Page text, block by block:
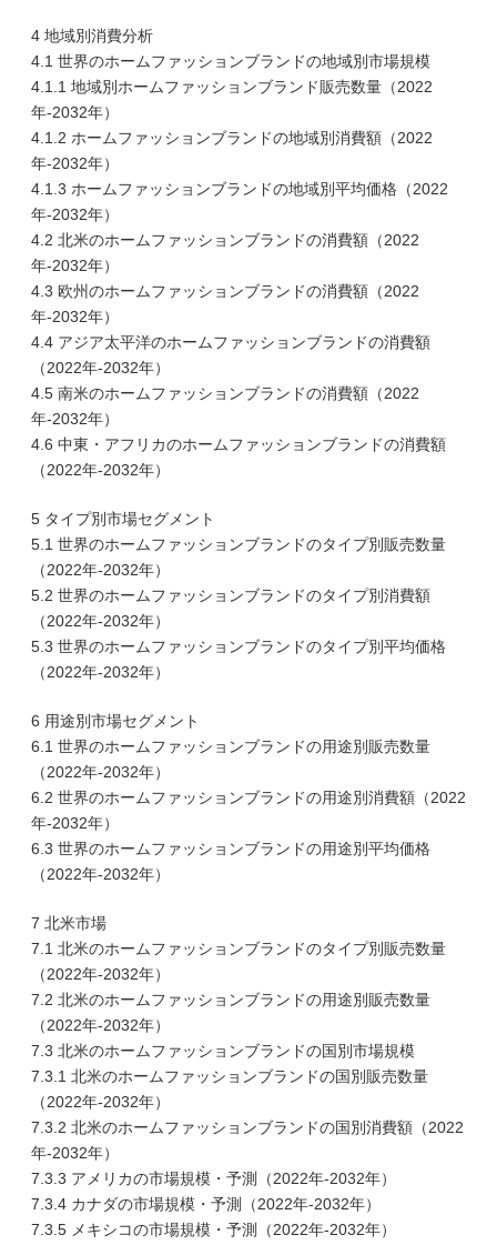
4 地域別消費分析
4.1 世界のホームファッションブランドの地域別市場規模
4.1.1 地域別ホームファッションブランド販売数量（2022
年-2032年）
4.1.2 ホームファッションブランドの地域別消費額（2022
年-2032年）
4.1.3 ホームファッションブランドの地域別平均価格（2022
年-2032年）
4.2 北米のホームファッションブランドの消費額（2022
年-2032年）
4.3 欧州のホームファッションブランドの消費額（2022
年-2032年）
4.4 アジア太平洋のホームファッションブランドの消費額
（2022年-2032年）
4.5 南米のホームファッションブランドの消費額（2022
年-2032年）
4.6 中東・アフリカのホームファッションブランドの消費額
（2022年-2032年）
5 タイプ別市場セグメント
5.1 世界のホームファッションブランドのタイプ別販売数量
（2022年-2032年）
5.2 世界のホームファッションブランドのタイプ別消費額
（2022年-2032年）
5.3 世界のホームファッションブランドのタイプ別平均価格
（2022年-2032年）
6 用途別市場セグメント
6.1 世界のホームファッションブランドの用途別販売数量
（2022年-2032年）
6.2 世界のホームファッションブランドの用途別消費額（2022
年-2032年）
6.3 世界のホームファッションブランドの用途別平均価格
（2022年-2032年）
7 北米市場
7.1 北米のホームファッションブランドのタイプ別販売数量
（2022年-2032年）
7.2 北米のホームファッションブランドの用途別販売数量
（2022年-2032年）
7.3 北米のホームファッションブランドの国別市場規模
7.3.1 北米のホームファッションブランドの国別販売数量
（2022年-2032年）
7.3.2 北米のホームファッションブランドの国別消費額（2022
年-2032年）
7.3.3 アメリカの市場規模・予測（2022年-2032年）
7.3.4 カナダの市場規模・予測（2022年-2032年）
7.3.5 メキシコの市場規模・予測（2022年-2032年）